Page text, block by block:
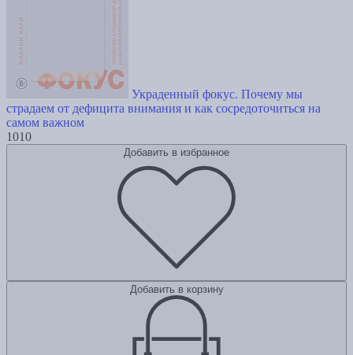
Украденный фокус. Почему мы
страдаем от дефицита внимания и как сосредоточиться на
самом важном
1010
Добавить в избранное
Добавить в корзину